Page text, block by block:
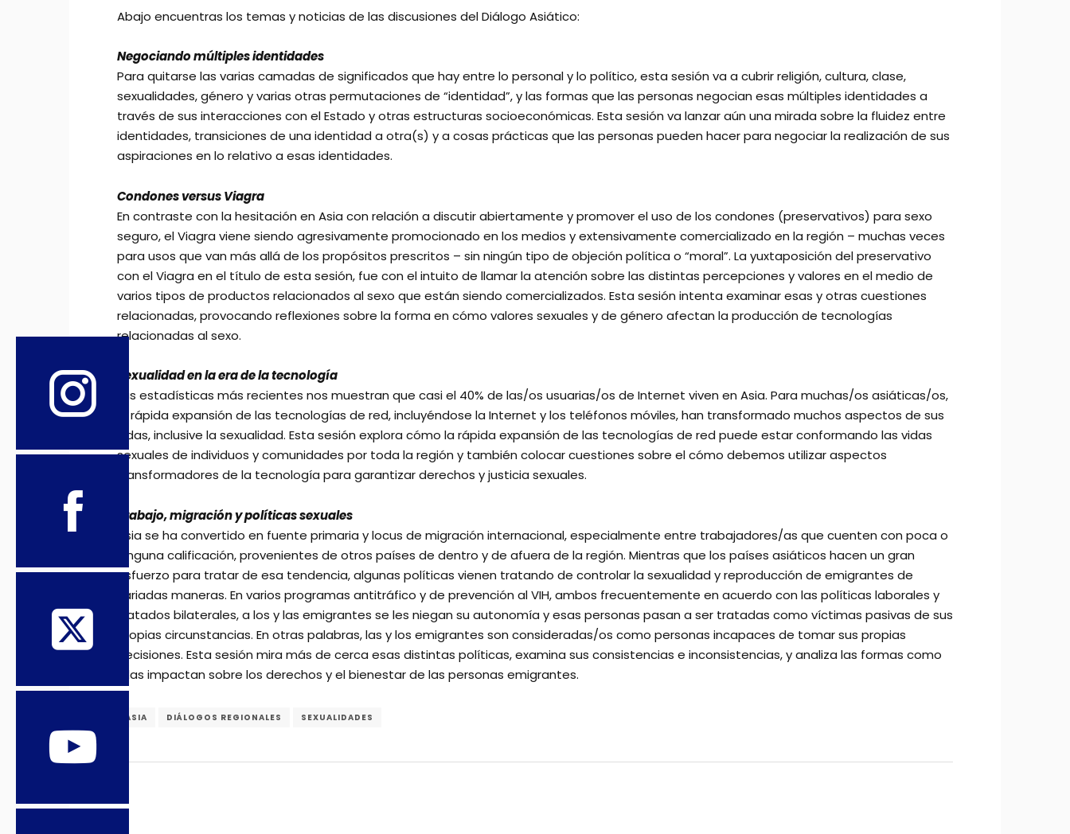
Abajo encuentras los temas y noticias de las discusiones del Diálogo Asiático:
Negociando múltiples identidades
Para quitarse las varias camadas de significados que hay entre lo personal y lo político, esta sesión va a cubrir religión, cultura, clase,
sexualidades, género y varias otras permutaciones de “identidad”, y las formas que las personas negocian esas múltiples identidades a
través de sus interacciones con el Estado y otras estructuras socioeconómicas. Esta sesión va lanzar aún una mirada sobre la fluidez entre
identidades, transiciones de una identidad a otra(s) y a cosas prácticas que las personas pueden hacer para negociar la realización de sus
aspiraciones en lo relativo a esas identidades.
Condones versus Viagra
En contraste con la hesitación en Asia con relación a discutir abiertamente y promover el uso de los condones (preservativos) para sexo
seguro, el Viagra viene siendo agresivamente promocionado en los medios y extensivamente comercializado en la región – muchas veces
para usos que van más allá de los propósitos prescritos – sin ningún tipo de objeción política o “moral”. La yuxtaposición del preservativo
con el Viagra en el título de esta sesión, fue con el intuito de llamar la atención sobre las distintas percepciones y valores en el medio de
varios tipos de productos relacionados al sexo que están siendo comercializados. Esta sesión intenta examinar esas y otras cuestiones
relacionadas, provocando reflexiones sobre la forma en cómo valores sexuales y de género afectan la producción de tecnologías
relacionadas al sexo.
Sexualidad en la era de la tecnología
Las estadísticas más recientes nos muestran que casi el 40% de las/os usuarias/os de Internet viven en Asia. Para muchas/os asiáticas/os,
la rápida expansión de las tecnologías de red, incluyéndose la Internet y los teléfonos móviles, han transformado muchos aspectos de sus
vidas, inclusive la sexualidad. Esta sesión explora cómo la rápida expansión de las tecnologías de red puede estar conformando las vidas
sexuales de individuos y comunidades por toda la región y también colocar cuestiones sobre el cómo debemos utilizar aspectos
transformadores de la tecnología para garantizar derechos y justicia sexuales.
Trabajo, migración y políticas sexuales
Asia se ha convertido en fuente primaria y locus de migración internacional, especialmente entre trabajadores/as que cuenten con poca o
ninguna calificación, provenientes de otros países de dentro y de afuera de la región. Mientras que los países asiáticos hacen un gran
esfuerzo para tratar de esa tendencia, algunas políticas vienen tratando de controlar la sexualidad y reproducción de emigrantes de
variadas maneras. En varios programas antitráfico y de prevención al VIH, ambos frecuentemente en acuerdo con las políticas laborales y
tratados bilaterales, a los y las emigrantes se les niegan su autonomía y esas personas pasan a ser tratadas como víctimas pasivas de sus
propias circunstancias. En otras palabras, las y los emigrantes son consideradas/os como personas incapaces de tomar sus propias
decisiones. Esta sesión mira más de cerca esas distintas políticas, examina sus consistencias e inconsistencias, y analiza las formas como
ellas impactan sobre los derechos y el bienestar de las personas emigrantes.
ASIA DIÁLOGOS REGIONALES SEXUALIDADES